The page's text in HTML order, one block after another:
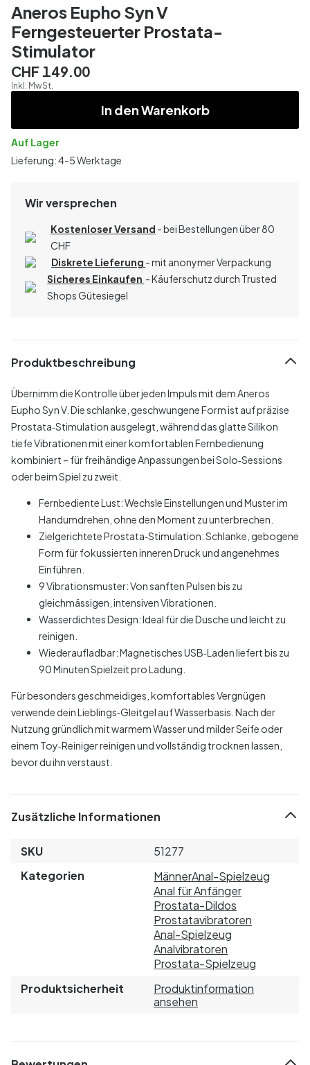
Aneros Eupho Syn V
Ferngesteuerter Prostata-
Stimulator
CHF 149.00
Inkl. MwSt.
In den Warenkorb
Auf Lager
Lieferung: 4-5 Werktage
Wir versprechen
Kostenloser Versand - bei Bestellungen über 80
CHF
Diskrete Lieferung - mit anonymer Verpackung
Sicheres Einkaufen - Käuferschutz durch Trusted
Shops Gütesiegel
Produktbeschreibung
Übernimm die Kontrolle über jeden Impuls mit dem Aneros
Eupho Syn V. Die schlanke, geschwungene Form ist auf präzise
Prostata‑Stimulation ausgelegt, während das glatte Silikon
tiefe Vibrationen mit einer komfortablen Fernbedienung
kombiniert – für freihändige Anpassungen bei Solo‑Sessions
oder beim Spiel zu zweit.
Fernbediente Lust: Wechsle Einstellungen und Muster im
Handumdrehen, ohne den Moment zu unterbrechen.
Zielgerichtete Prostata‑Stimulation: Schlanke, gebogene
Form für fokussierten inneren Druck und angenehmes
Einführen.
9 Vibrationsmuster: Von sanften Pulsen bis zu
gleichmässigen, intensiven Vibrationen.
Wasserdichtes Design: Ideal für die Dusche und leicht zu
reinigen.
Wiederaufladbar: Magnetisches USB‑Laden liefert bis zu
90 Minuten Spielzeit pro Ladung.
Für besonders geschmeidiges, komfortables Vergnügen
verwende dein Lieblings‑Gleitgel auf Wasserbasis. Nach der
Nutzung gründlich mit warmem Wasser und milder Seife oder
einem Toy‑Reiniger reinigen und vollständig trocknen lassen,
bevor du ihn verstaust.
Zusätzliche Informationen
SKU
51277
Kategorien
MännerAnal-Spielzeug
Anal für Anfänger
Prostata-Dildos
Prostatavibratoren
Anal-Spielzeug
Analvibratoren
Prostata-Spielzeug
Produktsicherheit
Produktinformation
ansehen